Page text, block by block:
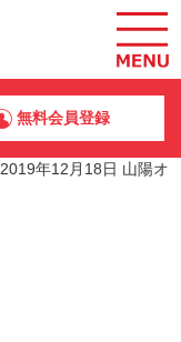
無料会員登録
2019年12月18日 山陽オ